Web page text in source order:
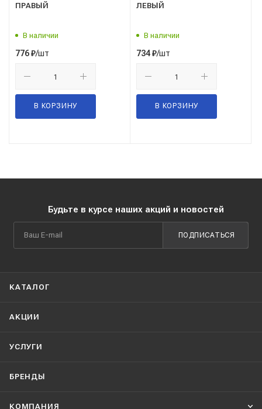
ПРАВЫЙ
В наличии
776₽/шт
В КОРЗИНУ
ЛЕВЫЙ
В наличии
734₽/шт
В КОРЗИНУ
Будьте в курсе наших акций и новостей
ПОДПИСАТЬСЯ
КАТАЛОГ
АКЦИИ
УСЛУГИ
БРЕНДЫ
КОМПАНИЯ